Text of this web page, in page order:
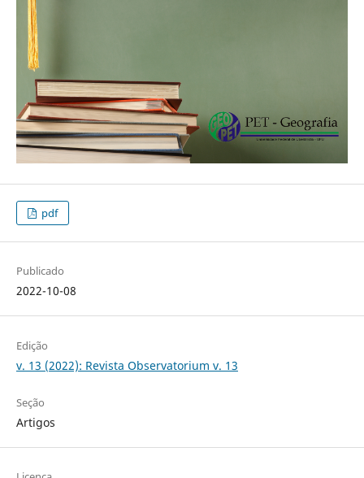
pdf
Publicado
2022-10-08
Edição
v. 13 (2022): Revista Observatorium v. 13
Seção
Artigos